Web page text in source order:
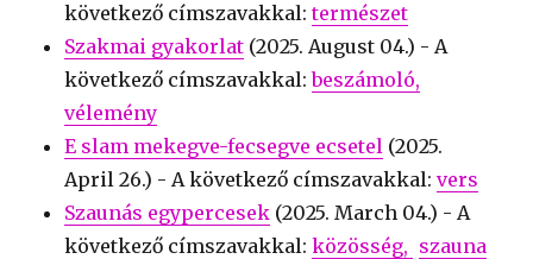
következő címszavakkal:természet
Szakmai gyakorlat (2025. August 04.) - A
következő címszavakkal:beszámoló
vélemény
E slam mekegve-fecsegve ecsetel (2025.
April 26.) - A következő címszavakkal:vers
Szaunás egypercesek (2025. March 04.) - A
következő címszavakkal:közösség
szauna